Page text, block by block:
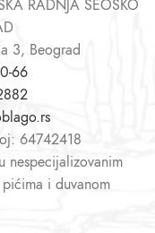
RADNJA SEOSKO
3, Beograd
66
64742418
nespecijalizovanim
i duvanom